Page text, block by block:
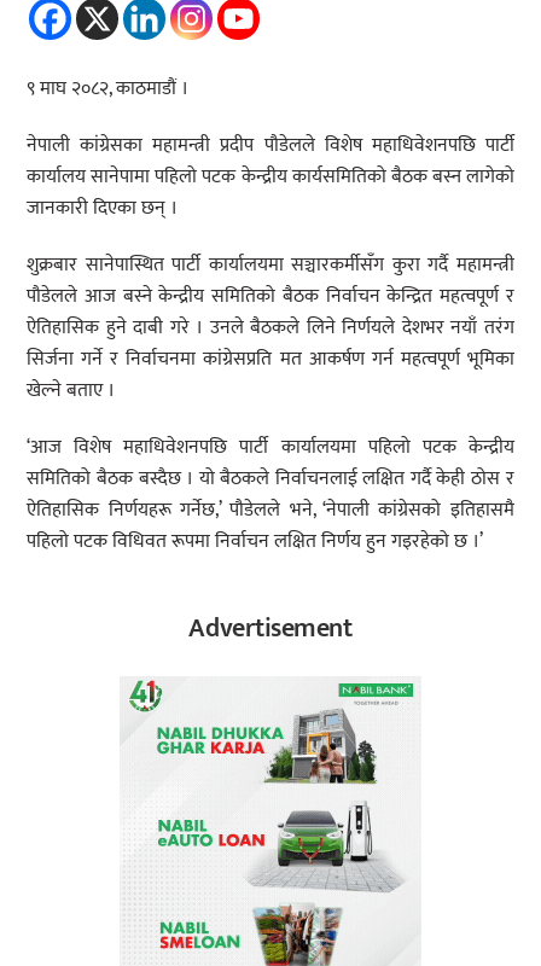
९ माघ २०८२, काठमाडौं ।
नेपाली कांग्रेसका महामन्त्री प्रदीप पौडेलले विशेष महाधिवेशनपछि पार्टी
कार्यालय सानेपामा पहिलो पटक केन्द्रीय कार्यसमितिको बैठक बस्न लागेको
जानकारी दिएका छन् ।
शुक्रबार सानेपास्थित पार्टी कार्यालयमा सञ्चारकर्मीसँग कुरा गर्दै महामन्त्री
पौडेलले आज बस्ने केन्द्रीय समितिको बैठक निर्वाचन केन्द्रित महत्वपूर्ण र
ऐतिहासिक हुने दाबी गरे । उनले बैठकले लिने निर्णयले देशभर नयाँ तरंग
सिर्जना गर्ने र निर्वाचनमा कांग्रेसप्रति मत आकर्षण गर्न महत्वपूर्ण भूमिका
खेल्ने बताए ।
‘आज विशेष महाधिवेशनपछि पार्टी कार्यालयमा पहिलो पटक केन्द्रीय
समितिको बैठक बस्दैछ । यो बैठकले निर्वाचनलाई लक्षित गर्दै केही ठोस र
ऐतिहासिक निर्णयहरू गर्नेछ,’ पौडेलले भने, ‘नेपाली कांग्रेसको इतिहासमै
पहिलो पटक विधिवत रूपमा निर्वाचन लक्षित निर्णय हुन गइरहेको छ ।’
Advertisement